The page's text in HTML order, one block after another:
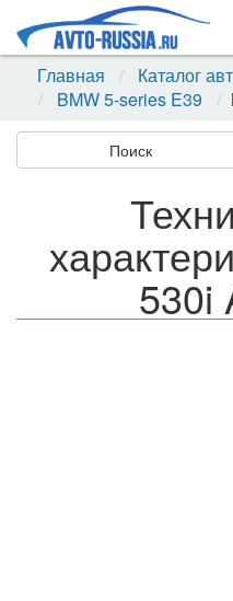
Главная
Каталог
BMW 5-series E39
Поиск
530i